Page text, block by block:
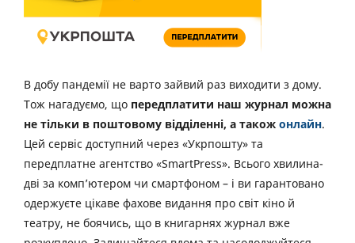
В добу пандемії не варто зайвий раз виходити з дому.
Тож нагадуємо, що передплатити наш журнал можна
не тільки в поштовому відділенні, а також онлайн.
Цей сервіс доступний через «Укрпошту» та
передплатне агентство «SmartPress». Всього хвилина-
дві за комп’ютером чи смартфоном – і ви гарантовано
одержуєте цікаве фахове видання про світ кіно й
театру, не боячись, що в книгарнях журнал вже